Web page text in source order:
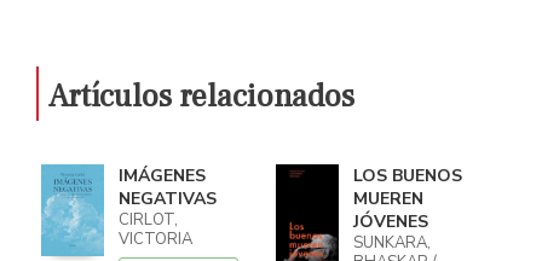
Artículos relacionados
IMÁGENES
NEGATIVAS
CIRLOT,
VICTORIA
LOS BUENOS
MUEREN
JÓVENES
SUNKARA,